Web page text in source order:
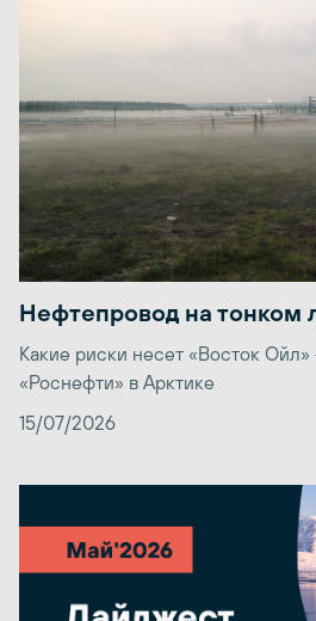
Нефтепровод на тонком
Какие риски несет «Восток
«Роснефти» в Арктике
15/07/2026